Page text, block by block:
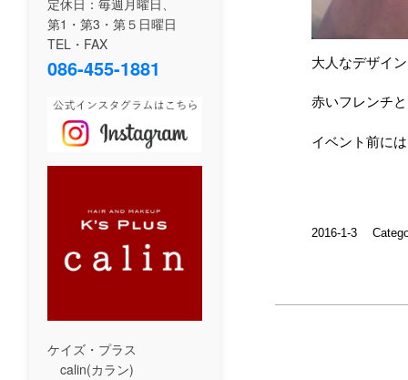
大人なデザイ
赤いフレンチ
イベント前に
2016-1-3
定休日：毎週月曜日、
第1・第3・第５日曜日
TEL・FAX
086-455-1881
ケイズ・プラス
calin(カラン)